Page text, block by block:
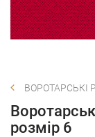
ВОРОТАРСЬКІ
розмір 6